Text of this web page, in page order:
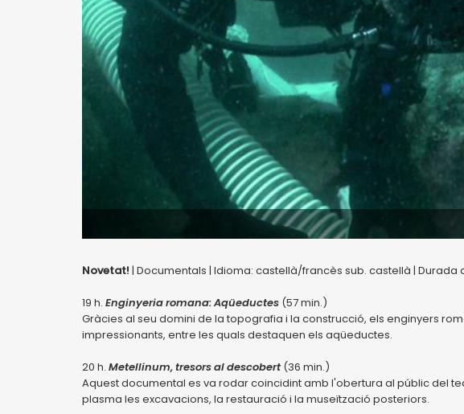
Novetat! | Documentals | Idioma: castellà/francès sub. castellà | Durada
19 h. Enginyeria romana: Aqüeductes (57 min.)
Gràcies al seu domini de la topografia i la construcció, els enginyers
impressionants, entre les quals destaquen els aqüeductes.
20 h. Metellinum, tresors al descobert(36 min.)
Aquest documental es va rodar coincidint amb l'obertura al públic del
plasma les excavacions, la restauració i la museïtzació posteriors.